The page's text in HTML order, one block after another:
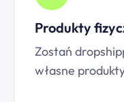
Produkty
Zostań
własne